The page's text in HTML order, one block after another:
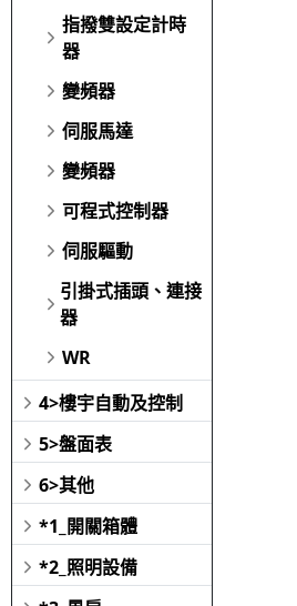
指撥雙設定計時
器
變頻器
伺服馬達
變頻器
可程式控制器
伺服驅動
引掛式插頭、連接
器
WR
4>樓宇自動及控制
5>盤面表
6>其他
*1_開關箱體
*2_照明設備